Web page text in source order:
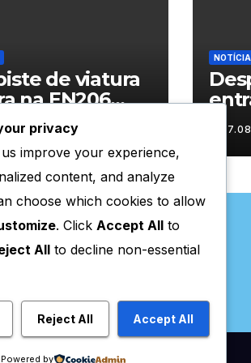
de viatura
na EN206
ao
Fornos
NOTÍCIA
Online
privacy
improve your experience,
content, and analyze
choose which cookies to allow
. Click Accept All to
All to decline non-essential
Reject All Accept All
Powered by